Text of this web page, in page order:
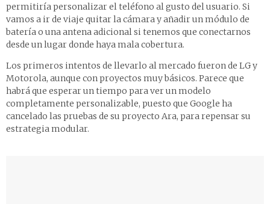
permitiría personalizar el teléfono al gusto del usuario. Si
vamos a ir de viaje quitar la cámara y añadir un módulo de
batería o una antena adicional si tenemos que conectarnos
desde un lugar donde haya mala cobertura.
Los primeros intentos de llevarlo al mercado fueron de LG y
Motorola, aunque con proyectos muy básicos. Parece que
habrá que esperar un tiempo para ver un modelo
completamente personalizable, puesto que Google ha
cancelado las pruebas de su proyecto Ara, para repensar su
estrategia modular.